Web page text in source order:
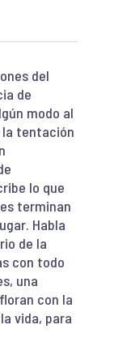
del
de
modo al
la tentación
lo que
terminan
Habla
de la
con todo
una
con la
vida, para